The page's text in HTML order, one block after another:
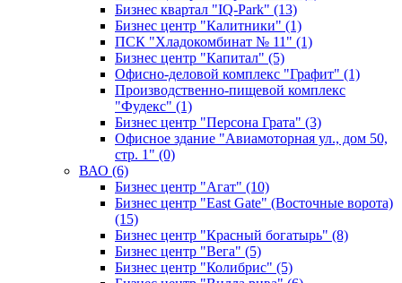
Бизнес квартал "IQ-Park" (13)
Бизнес центр "Калитники" (1)
ПСК "Хладокомбинат № 11" (1)
Бизнес центр "Капитал" (5)
Офисно-деловой комплекс "Графит" (1)
Производственно-пищевой комплекс
"Фудекс" (1)
Бизнес центр "Персона Грата" (3)
Офисное здание "Авиамоторная ул., дом 50,
стр. 1" (0)
ВАО (6)
Бизнес центр "Агат" (10)
Бизнес центр "East Gate" (Восточные ворота)
(15)
Бизнес центр "Красный богатырь" (8)
Бизнес центр "Вега" (5)
Бизнес центр "Колибрис" (5)